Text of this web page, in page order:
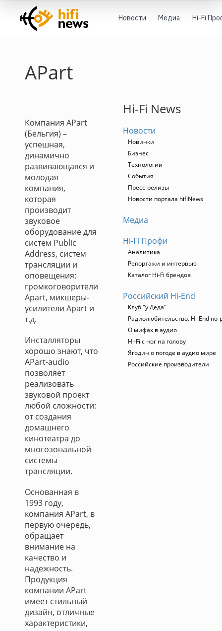
Новости Медиа Hi-Fi
APart
Компания APart
(Бельгия) –
успешная,
динамично
развивающаяся и
молодая
компания,
которая
производит
звуковое
оборудование для
систем Public
Address, систем
трансляции и
оповещения:
громкоговорители
Apart, микшеры-
усилители Apart и
т.д.
Инсталляторы
хорошо знают, что
APart-audio
позволяет
реализовать
звуковой проект
любой сложности:
от создания
домашнего
кинотеатра до
многозональной
системы
трансляции.
Основанная в
1993 году,
компания APart, в
первую очередь,
обращает
внимание на
качество и
надежность.
Продукция
компании APart
имеет стильный
дизайн, отличные
характеристики,
Hi-Fi News
Новости
Новинки
Бизнес
Технологии
События
Пресс-релизы
Новости портала hifiNews
Медиа
Hi-Fi Профи
Аналитика
Репортажи и интервью
Каталог Hi-Fi брендов
Российский Hi-End
Клуб "у Деда"
Радиолюбительство. Hi-End по-
О мифах в аудио
Hi-Fi с ног на голову
Ягодин о погоде в аудио мире
Российские производители